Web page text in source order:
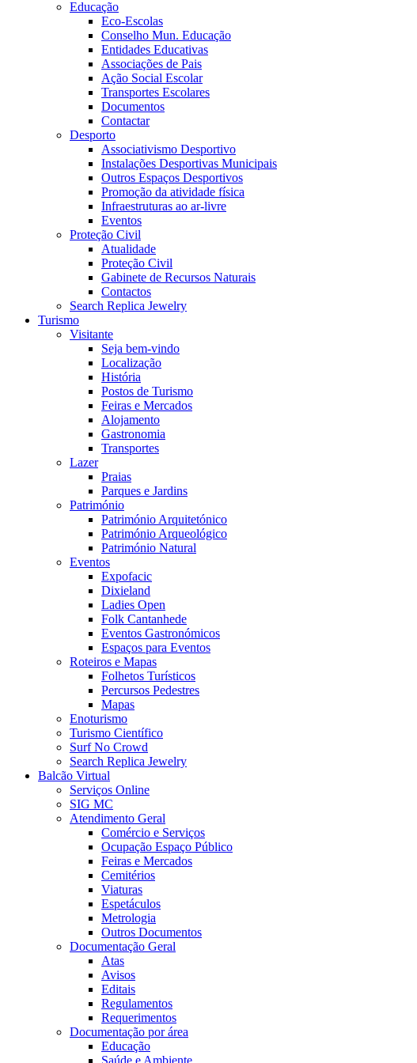
Educação
Eco-Escolas
Conselho Mun. Educação
Entidades Educativas
Associações de Pais
Ação Social Escolar
Transportes Escolares
Documentos
Contactar
Desporto
Associativismo Desportivo
Instalações Desportivas Municipais
Outros Espaços Desportivos
Promoção da atividade física
Infraestruturas ao ar-livre
Eventos
Proteção Civil
Atualidade
Proteção Civil
Gabinete de Recursos Naturais
Contactos
Search Replica Jewelry
Turismo
Visitante
Seja bem-vindo
Localização
História
Postos de Turismo
Feiras e Mercados
Alojamento
Gastronomia
Transportes
Lazer
Praias
Parques e Jardins
Património
Património Arquitetónico
Património Arqueológico
Património Natural
Eventos
Expofacic
Dixieland
Ladies Open
Folk Cantanhede
Eventos Gastronómicos
Espaços para Eventos
Roteiros e Mapas
Folhetos Turísticos
Percursos Pedestres
Mapas
Enoturismo
Turismo Científico
Surf No Crowd
Search Replica Jewelry
Balcão Virtual
Serviços Online
SIG MC
Atendimento Geral
Comércio e Serviços
Ocupação Espaço Público
Feiras e Mercados
Cemitérios
Viaturas
Espetáculos
Metrologia
Outros Documentos
Documentação Geral
Atas
Avisos
Editais
Regulamentos
Requerimentos
Documentação por área
Educação
Saúde e Ambiente